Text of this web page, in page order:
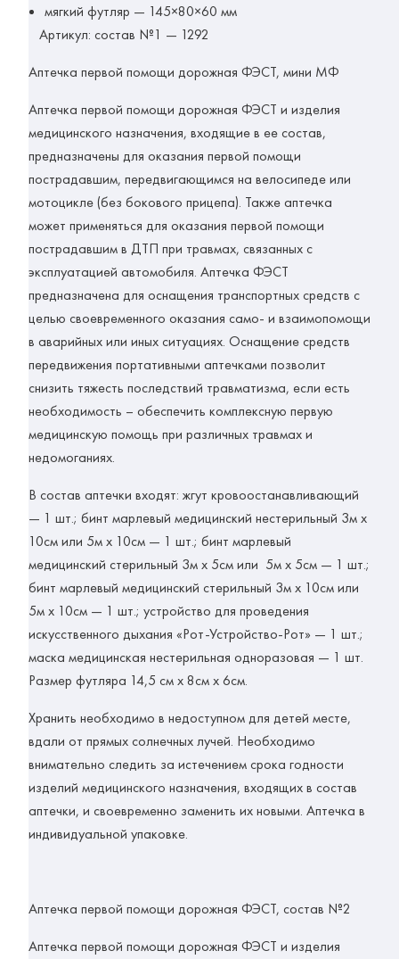
мягкий футляр — 145×80×60 мм
Артикул: состав №1 — 1292
Аптечка первой помощи дорожная ФЭСТ, мини МФ
Аптечка первой помощи дорожная ФЭСТ и изделия
медицинского назначения, входящие в ее состав,
предназначены для оказания первой помощи
пострадавшим, передвигающимся на велосипеде или
мотоцикле (без бокового прицепа). Также аптечка
может применяться для оказания первой помощи
пострадавшим в ДТП при травмах, связанных с
эксплуатацией автомобиля. Аптечка ФЭСТ
предназначена для оснащения транспортных средств с
целью своевременного оказания само- и взаимопомощи
в аварийных или иных ситуациях. Оснащение средств
передвижения портативными аптечками позволит
снизить тяжесть последствий травматизма, если есть
необходимость – обеспечить комплексную первую
медицинскую помощь при различных травмах и
недомоганиях.
В состав аптечки входят: жгут кровоостанавливающий
— 1 шт.; бинт марлевый медицинский нестерильный 3м х
10см или 5м х 10см — 1 шт.; бинт марлевый
медицинский стерильный 3м х 5см или 5м х 5см — 1 шт.;
бинт марлевый медицинский стерильный 3м х 10см или
5м х 10см — 1 шт.; устройство для проведения
искусственного дыхания «Рот-Устройство-Рот» — 1 шт.;
маска медицинская нестерильная одноразовая — 1 шт.
Размер футляра 14,5 см х 8см х 6см.
Хранить необходимо в недоступном для детей месте,
вдали от прямых солнечных лучей. Необходимо
внимательно следить за истечением срока годности
изделий медицинского назначения, входящих в состав
аптечки, и своевременно заменить их новыми. Аптечка в
индивидуальной упаковке.
Аптечка первой помощи дорожная ФЭСТ, состав №2
Аптечка первой помощи дорожная ФЭСТ и изделия